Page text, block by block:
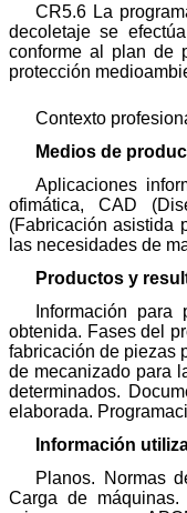
CR5.6 La
decoletaje se
conforme al plan de
protección
Contexto
Medios de
Aplicaciones
ofimática, CAD
(Fabricación asistida
las necesidades de
Productos y
Información
obtenida. Fases del
fabricación de piezas
de mecanizado para
determinados.
elaborada.
Información
Planos. Normas
Carga de